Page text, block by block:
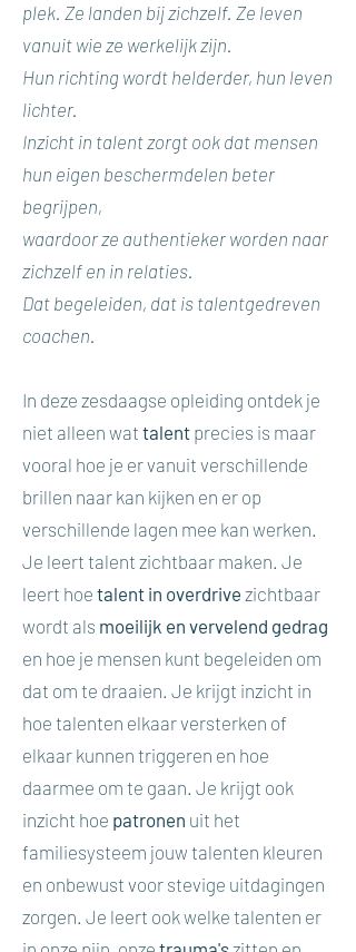
plek. Ze landen bij zichzelf. Ze leven
vanuit wie ze werkelijk zijn.
Hun richting wordt helderder, hun leven
lichter.
Inzicht in talent zorgt ook dat mensen
hun eigen beschermdelen beter
begrijpen,
waardoor ze authentieker worden naar
zichzelf en in relaties.
Dat begeleiden, dat is talentgedreven
coachen.
In deze zesdaagse opleiding ontdek je
niet alleen wat talent precies is maar
vooral hoe je er vanuit verschillende
brillen naar kan kijken en er op
verschillende lagen mee kan werken.
Je leert talent zichtbaar maken. Je
leert hoe talent in overdrive zichtbaar
wordt als moeilijk en vervelend gedrag
en hoe je mensen kunt begeleiden om
dat om te draaien. Je krijgt inzicht in
hoe talenten elkaar versterken of
elkaar kunnen triggeren en hoe
daarmee om te gaan. Je krijgt ook
inzicht hoe patronen uit het
familiesysteem jouw talenten kleuren
en onbewust voor stevige uitdagingen
zorgen. Je leert ook welke talenten er